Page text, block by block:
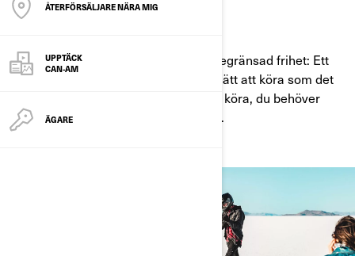
ÅTERFÖRSÄLJARE NÄRA MIG
UPPTÄCK
CAN-AM
ÄGARE
ENKEL KÖRNING
Fånga livet med styret och upplev obegränsad frihet: Ett
Can-Am On-Road-fordon som är lika lätt att köra som det
är spännande. Går snabbt att lära sig köra, du behöver
bara övervinna kurvorna längs vägen.